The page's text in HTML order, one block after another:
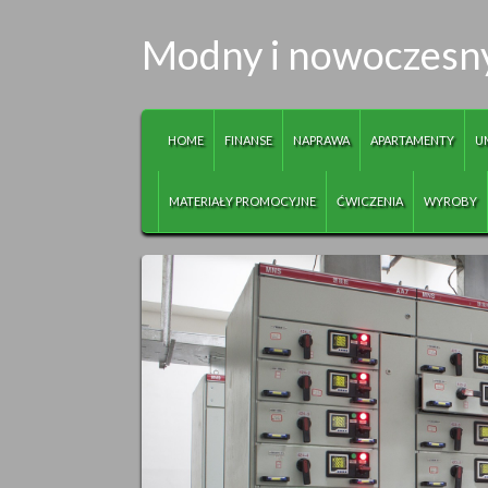
Modny i
HOME FINANSE NAPRAWA APARTAMENTY
MATERIAŁY PROMOCYJNE ĆWICZENIA WYROBY